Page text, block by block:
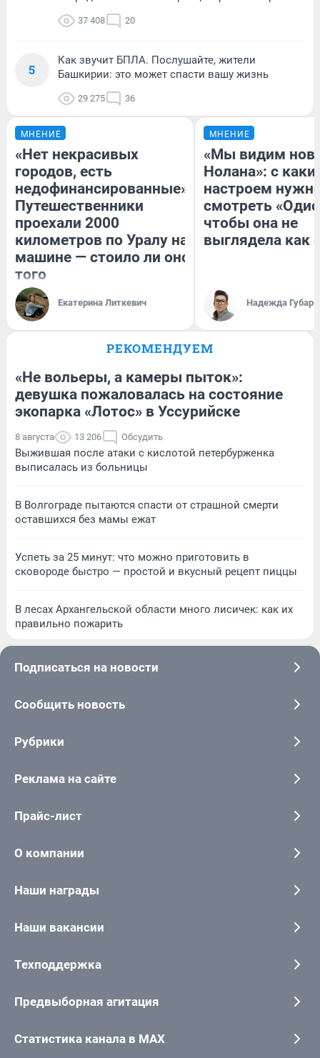
37 408 20
5
Как звучит БПЛА. Послушайте, жители
Башкирии: это может спасти вашу жизнь
29 275 36
МНЕНИЕ
«Нет некрасивых
городов, есть
недофинансированные».
Путешественники
проехали 2000
километров по Уралу на
машине — стоило ли оно
того
Екатерина Литкевич
МНЕНИЕ
«Мы видим
Нолана»: с
настроем
смотреть
чтобы она не
выглядела как
Надежда Губарь
РЕКОМЕНДУЕМ
«Не вольеры, а камеры пыток»:
девушка пожаловалась на состояние
экопарка «Лотос» в Уссурийске
8 августа 13 206 Обсудить
Выжившая после атаки с кислотой петербурженка
выписалась из больницы
В Волгограде пытаются спасти от страшной смерти
оставшихся без мамы ежат
Успеть за 25 минут: что можно приготовить в
сковороде быстро — простой и вкусный рецепт пиццы
В лесах Архангельской области много лисичек: как их
правильно пожарить
Подписаться на новости
Сообщить новость
Рубрики
Реклама на сайте
Прайс-лист
О компании
Наши награды
Наши вакансии
Техподдержка
Предвыборная агитация
Статистика канала в MAX